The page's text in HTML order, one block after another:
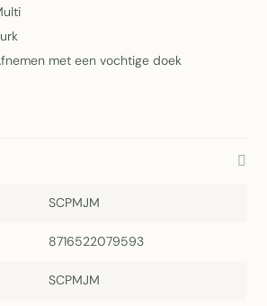
met een vochtige doek
SCPMJM
8716522079593
SCPMJM